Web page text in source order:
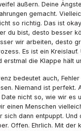
äußern. Deine
gemacht.
so richtig. Das ist
du bist, desto besser
wir arbeiten, desto
Es ist ein
erstmal die Klappe hält
bedeutet auch,
Niemand ist perfekt.
nicht so, wie wir es
einen Menschen
dann entpuppt. Und
Offen. Ehrlich. Mit der